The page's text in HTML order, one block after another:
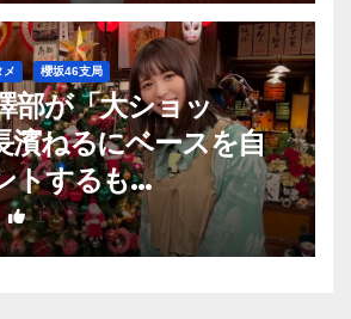
メ 櫻坂46支局
部が「大ショッ
ねるにベースを自
トするも…
1